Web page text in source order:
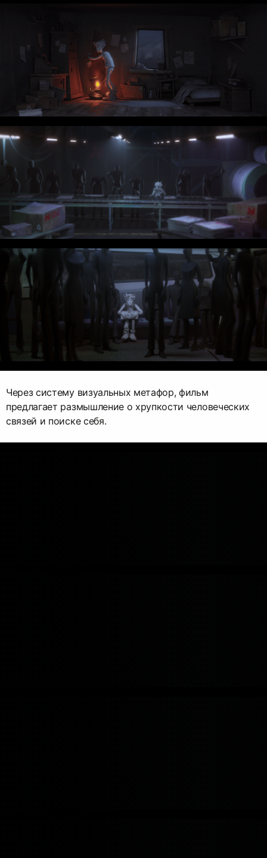
Через систему визуальных метафор, фильм
предлагает размышление о хрупкости человеческих
связей и поиске себя.